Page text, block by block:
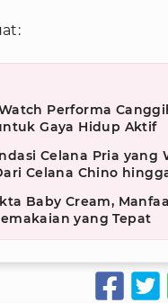
Performa
Gaya Hidup Aktif
Celana Pria yang
Celana Chino
Baby Cream,
yang Tepat